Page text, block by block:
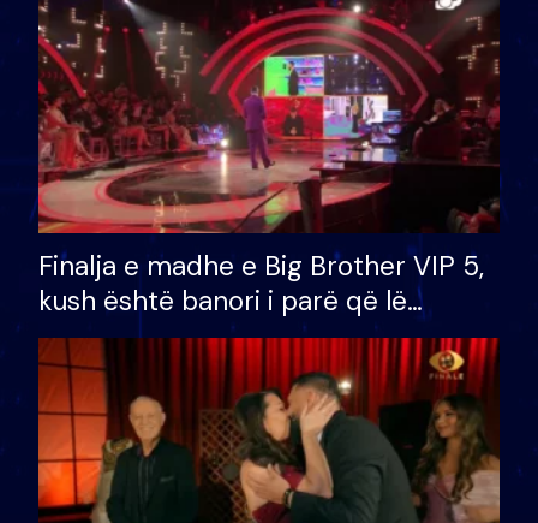
Finalja e madhe e Big Brother VIP 5,
kush është banori i parë që lë
shtëpinë dhe humb mundësinë për
të fituar çmimin e madh